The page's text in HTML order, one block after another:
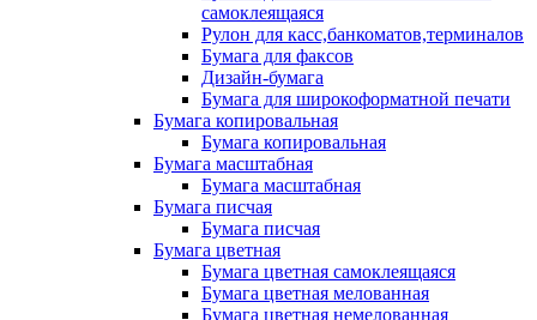
самоклеящаяся
Рулон для касс,банкоматов,терминалов
Бумага для факсов
Дизайн-бумага
Бумага для широкоформатной печати
Бумага копировальная
Бумага копировальная
Бумага масштабная
Бумага масштабная
Бумага писчая
Бумага писчая
Бумага цветная
Бумага цветная самоклеящаяся
Бумага цветная мелованная
Бумага цветная немелованная